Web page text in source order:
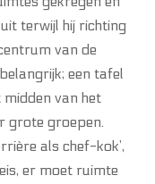
terwijl hij richting
van de
een tafel
van het
grote groepen.
als chef-kok’,
er moet ruimte